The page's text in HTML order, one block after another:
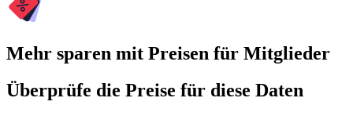
Mehr sparen mit Preisen für Mitglieder
Überprüfe die Preise für diese Daten